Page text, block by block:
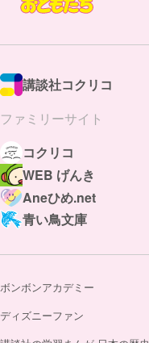
講談社コクリコ
ファミリーサイト
コクリコ
WEB げんき
Aneひめ.net
青い鳥文庫
ボンボンアカデミー
ディズニーファン